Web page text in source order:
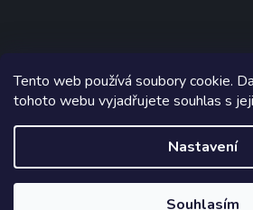
Tento web používá soubory cookie.
tohoto webu vyjadřujete souhlas s
Nastavení
Souhlasím
Copyright 2026 Neonabytek.cz
.
Grafický návrh vytvořil a na Shoptet
Shoptetak.cz.